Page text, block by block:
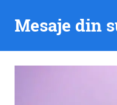
Mesaje din